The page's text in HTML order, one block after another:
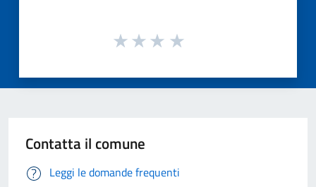
Contatta il comune
Leggi le domande frequenti